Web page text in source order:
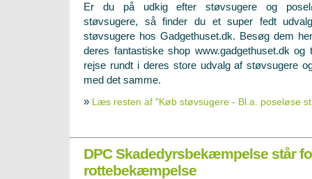
Er du på udkig efter støvsugere og
støvsugere, så finder du et super fedt
støvsugere hos Gadgethuset.dk. Besøg dem
deres fantastiske shop www.gadgethuset.dk og
rejse rundt i deres store udvalg af støvsugere
med det samme.
» Læs resten af "Køb støvsugere - Bl.a. poseløse
DPC Skadedyrsbekæmpelse står
rottebekæmpelse